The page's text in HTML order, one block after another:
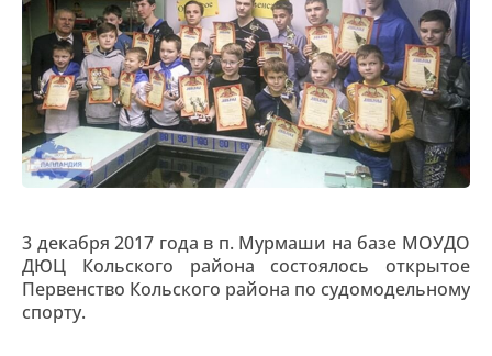
3 декабря 2017 года в п. Мурмаши на базе МОУДО
ДЮЦ Кольского района состоялось открытое
Первенство Кольского района по судомодельному
спорту.